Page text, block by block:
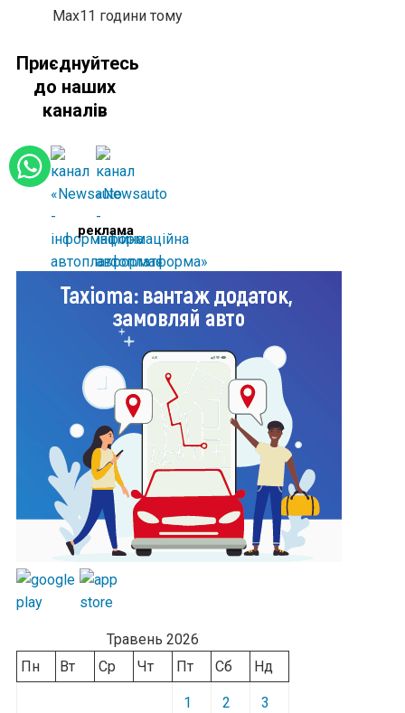
Max11 години тому
Приєднуйтесь
до наших
каналів
реклама
Травень 2026
Пн
Вт Ср Чт Пт Сб Нд
1 2 3